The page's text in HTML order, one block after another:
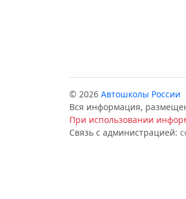
© 2026 Автошколы России
Вся информация,
При использовании
Связь с администрацией: